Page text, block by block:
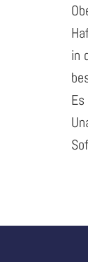
in